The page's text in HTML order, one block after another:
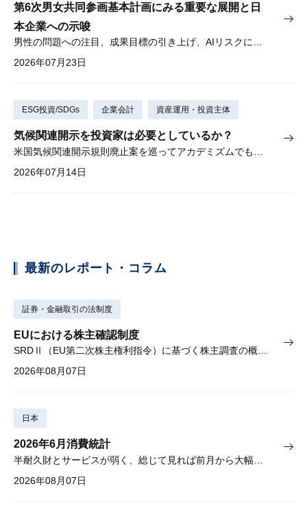
第6次男女共同参画基本計画にみる重要な展開と日
本企業への示唆
男性の問題への注目、成果目標の引き上げ、AIリスクに対する懸念
2026年07月23日
ESG投資/SDGs 企業会計 資産運用・投資主体
気候関連開示を投資家は必要としているか？
2026年07月14日
最新のレポート・コラム
証券・金融取引の法制度
EUにおける株主確認制度
SRDⅡ（EU第二次株主権利指令）に基づく株主調査の概要と課題
2026年08月07日
日本
2026年6月消費統計
2026年08月07日